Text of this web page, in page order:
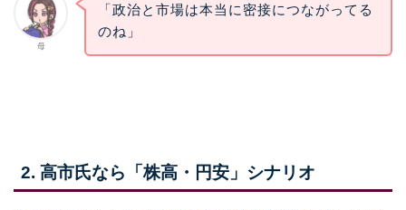
母
「政治と市場は本当に密接につながってる
のね」
2. 高市氏なら「株高・円安」シナリオ